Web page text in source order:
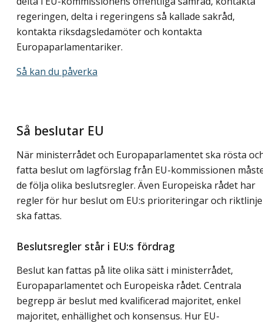
regeringen, delta i regeringens så kallade sakråd,
kontakta riksdagsledamöter och kontakta
Europaparlamentariker.
Så kan du påverka
Så beslutar EU
När ministerrådet och Europaparlamentet ska rösta
fatta beslut om lagförslag från EU-kommissionen
de följa olika beslutsregler. Även Europeiska rådet har
regler för hur beslut om EU:s prioriteringar och
ska fattas.
Beslutsregler står i EU:s fördrag
Beslut kan fattas på lite olika sätt i ministerrådet,
Europaparlamentet och Europeiska rådet. Centrala
begrepp är beslut med kvalificerad majoritet, enkel
majoritet, enhällighet och konsensus. Hur EU-